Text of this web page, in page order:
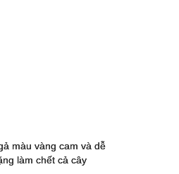
màu vàng cam và dễ
làm chết cả cây